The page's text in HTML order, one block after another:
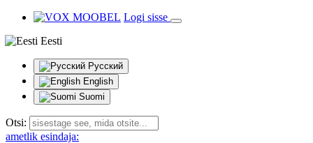
Logi sisse
Eesti
Русский
English
Suomi
Otsi:
ametlik esindaja: